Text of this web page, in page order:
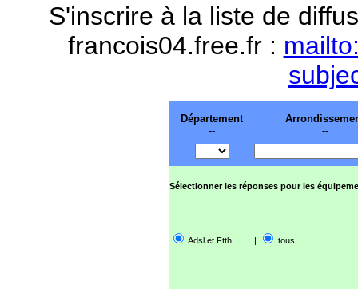
S'inscrire à la liste de
francois04.free.fr :
Département
--
--
Sélectionner les réponses pour les
Adsl et Ftth | tous